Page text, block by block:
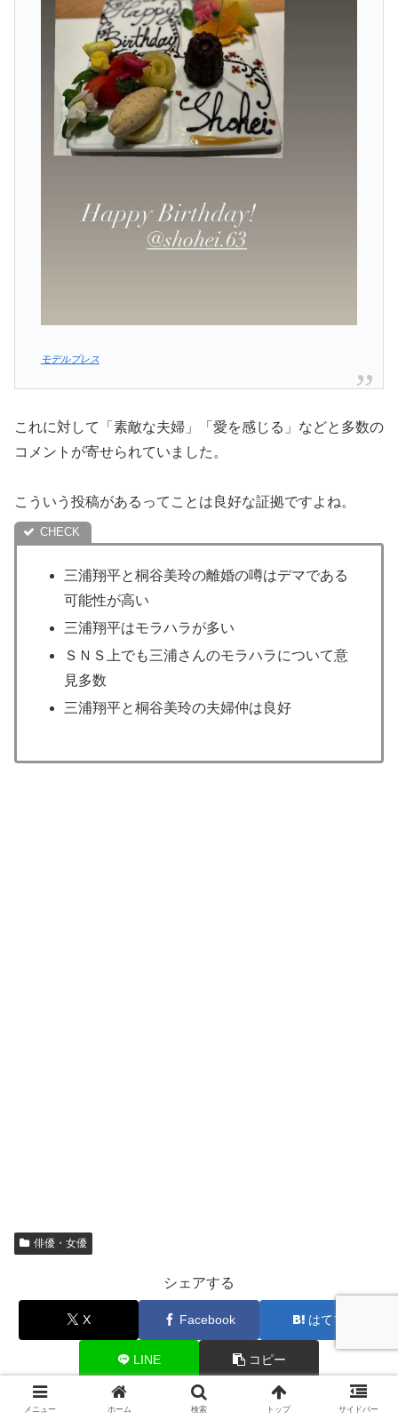
モデルプレス
これに対して「素敵な夫婦」「愛を感じる」などと多数の
コメントが寄せられていました。
こういう投稿があるってことは良好な証拠ですよね。
三浦翔平と桐谷美玲の離婚の噂はデマである
可能性が高い
三浦翔平はモラハラが多い
ＳＮＳ上でも三浦さんのモラハラについて意
見多数
三浦翔平と桐谷美玲の夫婦仲は良好
俳優・女優
シェアする
X Facebook はてブ
LINE コピー
メニュー ホーム 検索 トップ サイドバー